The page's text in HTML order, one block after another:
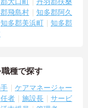
経験、夜勤回数がしっ
を維持できます
メント職へ昇格する事
成が可能です
飛島村
知多郡阿久
知多郡美浜町
知多郡
種で探す
ケアマネージャー
者 施設長
サービ